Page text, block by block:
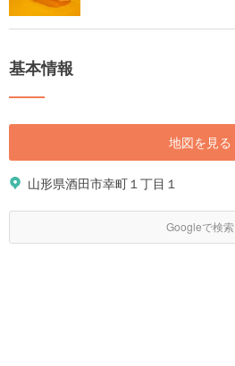
基本情報
地図を見る
山形県酒田市幸町１丁目１
Googleで検索